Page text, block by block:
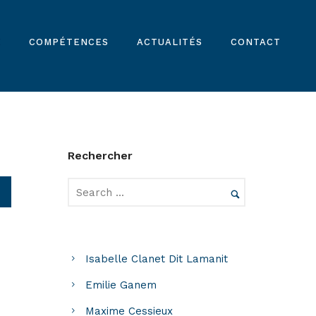
COMPÉTENCES ACTUALITÉS CONTACT
Rechercher
Isabelle Clanet Dit Lamanit
Emilie Ganem
Maxime Cessieux